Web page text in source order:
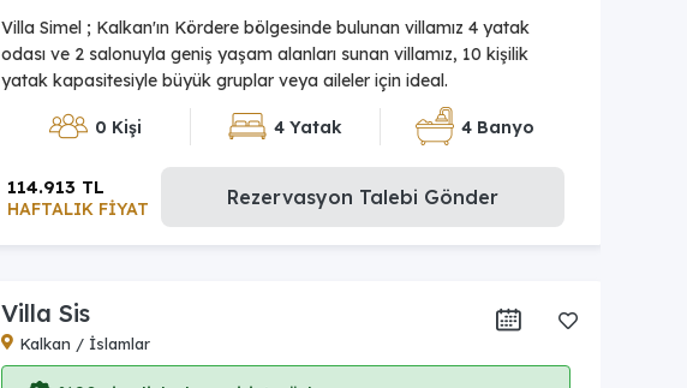
Villa Simel ; Kalkan'ın Kördere bölgesinde bulunan villamız 4 yatak
odası ve 2 salonuyla geniş yaşam alanları sunan villamız, 10 kişilik
yatak kapasitesiyle büyük gruplar veya aileler için ideal.
0 Kişi 4 Yatak 4 Banyo
HAFTALIK FİYAT
114.913 TL Rezervasyon Talebi Gönder
Villa Sis
Kalkan / İslamlar